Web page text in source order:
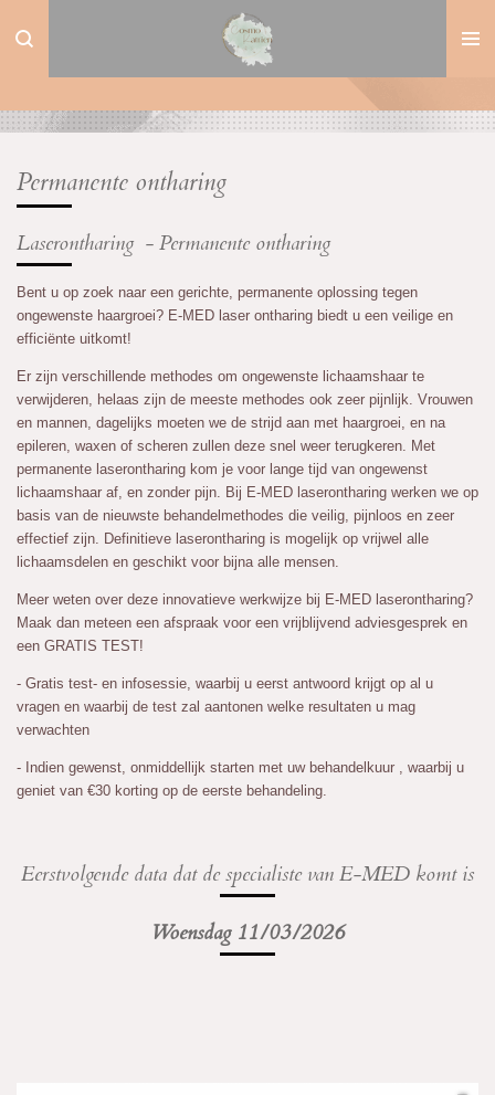
direct
hoofdinhoud
Permanente ontharing
Laserontharing - Permanente ontharing
Bent u op zoek naar een gerichte, permanente oplossing tegen
ongewenste haargroei? E-MED laser ontharing biedt u een veilige en
efficiënte uitkomt!
Er zijn verschillende methodes om ongewenste lichaamshaar te
verwijderen, helaas zijn de meeste methodes ook zeer pijnlijk. Vrouwen
en mannen, dagelijks moeten we de strijd aan met haargroei, en na
epileren, waxen of scheren zullen deze snel weer terugkeren. Met
permanente laserontharing kom je voor lange tijd van ongewenst
lichaamshaar af, en zonder pijn. Bij E-MED laserontharing werken we op
basis van de nieuwste behandelmethodes die veilig, pijnloos en zeer
effectief zijn. Definitieve laserontharing is mogelijk op vrijwel alle
lichaamsdelen en geschikt voor bijna alle mensen.
Meer weten over deze innovatieve werkwijze bij E-MED laserontharing?
Maak dan meteen een afspraak voor een vrijblijvend adviesgesprek en
een GRATIS TEST!
- Gratis test- en infosessie, waarbij u eerst antwoord krijgt op al u
vragen en waarbij de test zal aantonen welke resultaten u mag
verwachten
- Indien gewenst, onmiddellijk starten met uw behandelkuur , waarbij u
geniet van €30 korting op de eerste behandeling.
Eerstvolgende data dat de specialiste van E-MED komt is
Woensdag 11/03/2026